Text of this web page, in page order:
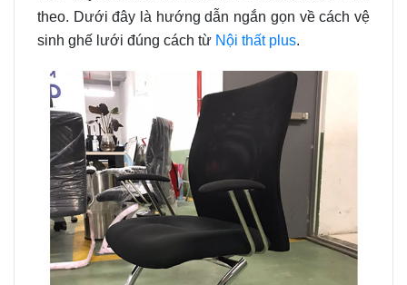
theo. Dưới đây là hướng dẫn ngắn gọn về cách vệ
sinh ghế lưới đúng cách từ Nội thất plus.